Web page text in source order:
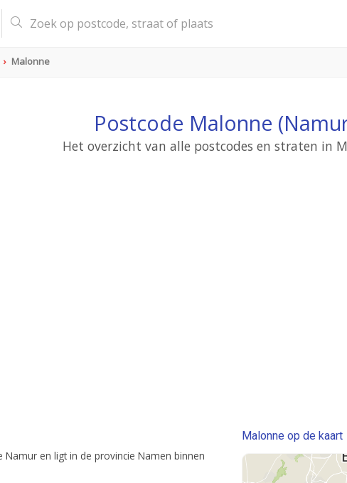
Malonne
Postcode Malonne
Het overzicht van alle postcodes en straten in
en ligt in de provincie Namen binnen
Malonne op de kaart